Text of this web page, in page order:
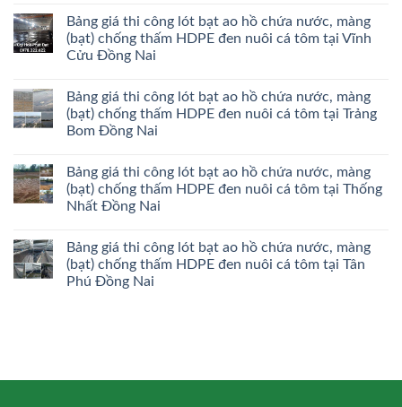
Bảng giá thi công lót bạt ao hồ chứa nước, màng
(bạt) chống thấm HDPE đen nuôi cá tôm tại Vĩnh
Cửu Đồng Nai
Bảng giá thi công lót bạt ao hồ chứa nước, màng
(bạt) chống thấm HDPE đen nuôi cá tôm tại Trảng
Bom Đồng Nai
Bảng giá thi công lót bạt ao hồ chứa nước, màng
(bạt) chống thấm HDPE đen nuôi cá tôm tại Thống
Nhất Đồng Nai
Bảng giá thi công lót bạt ao hồ chứa nước, màng
(bạt) chống thấm HDPE đen nuôi cá tôm tại Tân
Phú Đồng Nai